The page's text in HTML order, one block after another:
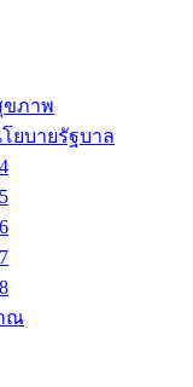
ขภาพ
ยบายรัฐบาล
ณ